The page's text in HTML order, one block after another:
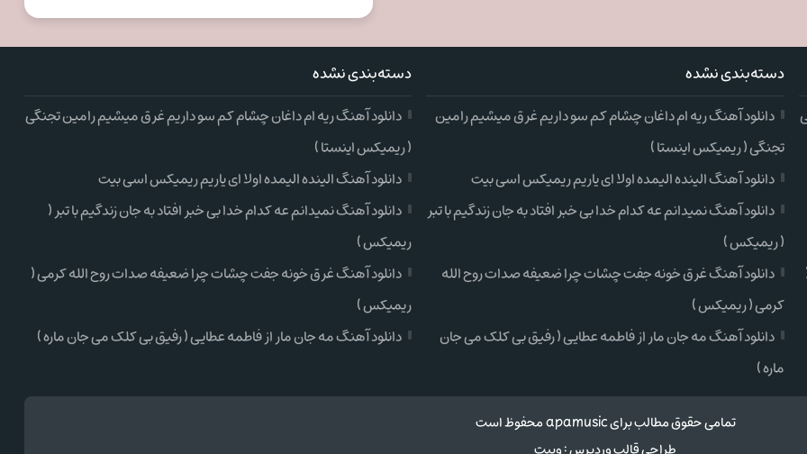
دسته‌بندی نشده
دانلود آهنگ ریه ام داغان چشام کم سو داریم غرق میشیم رامین
تجنگی ( ریمیکس اینستا )
دانلود آهنگ الینده الیمده اولا ای یاریم ریمیکس اسی بیت
دانلود آهنگ نمیدانم عه کدام خدا بی خبر افتاد به جان زندگیم با تبر
( ریمیکس )
دانلود آهنگ غرق خونه جفت چشات چرا ضعیفه صدات روح الله
کرمی ( ریمیکس )
دانلود آهنگ مه جان مار از فاطمه عطایی ( رفیق بی کلک می جان
ماره )
دسته‌بندی نشده
دانلود آهنگ ریه ام داغان چشام کم سو داریم غرق میشیم رامین تجنگی
( ریمیکس اینستا )
دانلود آهنگ الینده الیمده اولا ای یاریم ریمیکس اسی بیت
دانلود آهنگ نمیدانم عه کدام خدا بی خبر افتاد به جان زندگیم با تبر (
ریمیکس )
دانلود آهنگ غرق خونه جفت چشات چرا ضعیفه صدات روح الله کرمی (
ریمیکس )
دانلود آهنگ مه جان مار از فاطمه عطایی ( رفیق بی کلک می جان ماره )
تمامی حقوق مطالب برای apamusic محفوظ است
طراحی قالب وردپرس:وبیت